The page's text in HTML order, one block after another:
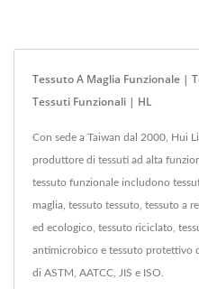
Tessuto A Maglia Funzionale |
Tessuti Funzionali | HL
Con sede a Taiwan dal 2000, Hui
produttore di tessuti ad alta
tessuto funzionale includono
maglia, tessuto tessuto, tessuto a
ed ecologico, tessuto riciclato,
antimicrobico e tessuto protettivo
di ASTM, AATCC, JIS e ISO.